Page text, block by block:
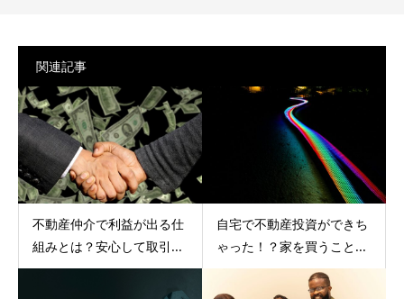
関連記事
不動産仲介で利益が出る仕
組みとは？安心して取引...
自宅で不動産投資ができち
ゃった！？家を買うこと...